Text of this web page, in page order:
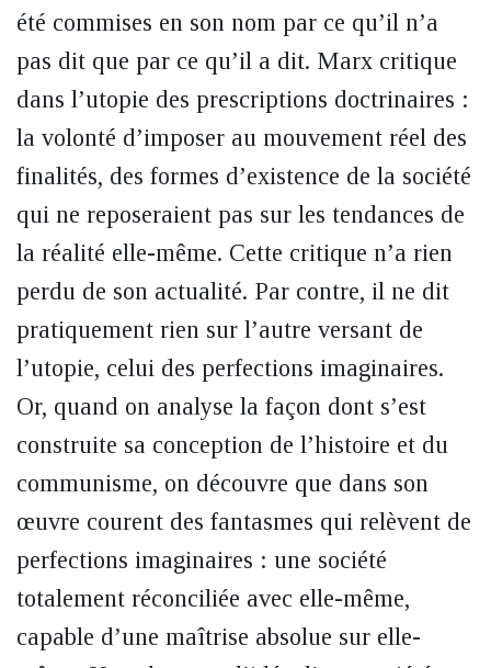
été commises en son nom par ce qu’il n’a
pas dit que par ce qu’il a dit. Marx critique
dans l’utopie des prescriptions doctrinaires :
la volonté d’imposer au mouvement réel des
finalités, des formes d’existence de la société
qui ne reposeraient pas sur les tendances de
la réalité elle-même. Cette critique n’a rien
perdu de son actualité. Par contre, il ne dit
pratiquement rien sur l’autre versant de
l’utopie, celui des perfections imaginaires.
Or, quand on analyse la façon dont s’est
construite sa conception de l’histoire et du
communisme, on découvre que dans son
œuvre courent des fantasmes qui relèvent de
perfections imaginaires : une société
totalement réconciliée avec elle-même,
capable d’une maîtrise absolue sur elle-